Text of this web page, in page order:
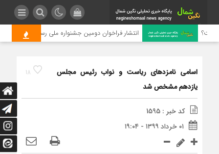
انتشار فراخوان دومین جشنواره ملی رسانه‌ای چای
18
اسامی نامزدهای ریاست و نواب رئیس مجلس
یازدهم مشخص شد
کد خبر : 1595
۰۱ خرداد ۱۳۹۹ - ۱۹:۰۴